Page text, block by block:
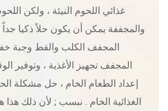
غذائي اللحوم النيئة ، ولكن
والمجففة يمكن أن يكون حلاً ذكيا
المجفف الكلب والقط وجبة
المجفف تجهيز الأغذية ، وتوفير
إعداد الطعام الخام ، حل مشكلة
الغذائية الخام . نبسب ; لأن ذلك